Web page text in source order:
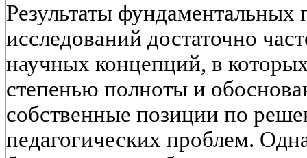
Результаты фундаментальных
исследований достаточно
научных концепций, в
степенью полноты и
собственные позиции по
педагогических проблем.